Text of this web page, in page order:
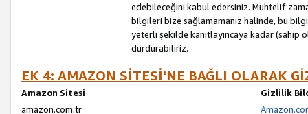
edebileceğini kabul edersiniz. Muhtelif
bilgileri bize sağlamamanız halinde, bu
yeterli şekilde kanıtlayıncaya kadar
durdurabiliriz.
EK 4: AMAZON SİTESİ'NE BAĞLI OLARAK
Amazon Sitesi
Gizlilik
amazon.com.tr